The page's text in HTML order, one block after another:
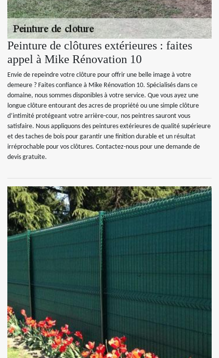
Peinture de clôtures extérieures : faites
appel à Mike Rénovation 10
Envie de repeindre votre clôture pour offrir une belle image à votre
demeure ? Faites confiance à Mike Rénovation 10. Spécialisés dans ce
domaine, nous sommes disponibles à votre service. Que vous ayez une
longue clôture entourant des acres de propriété ou une simple clôture
d’intimité protégeant votre arrière-cour, nos peintres sauront vous
satisfaire. Nous appliquons des peintures extérieures de qualité supérieure
et des taches de bois pour garantir une finition durable et un résultat
irréprochable pour vos clôtures. Contactez-nous pour une demande de
devis gratuite.